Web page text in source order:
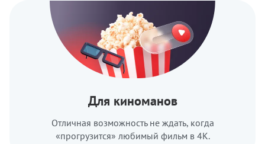
Для киноманов
Отличная возможность не ждать, когда
«прогрузится» любимый фильм в 4К.